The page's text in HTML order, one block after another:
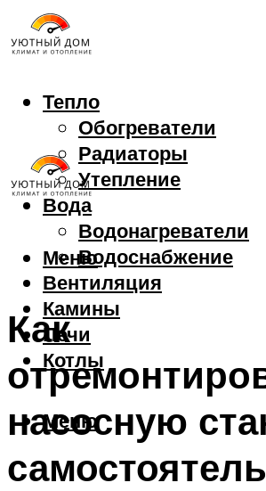
Тепло
Обогреватели
Радиаторы
Утепление
Вода
Водонагреватели
Водоснабжение
Вентиляция
Камины
Печи
Котлы
Меню
Меню
Как
насосную